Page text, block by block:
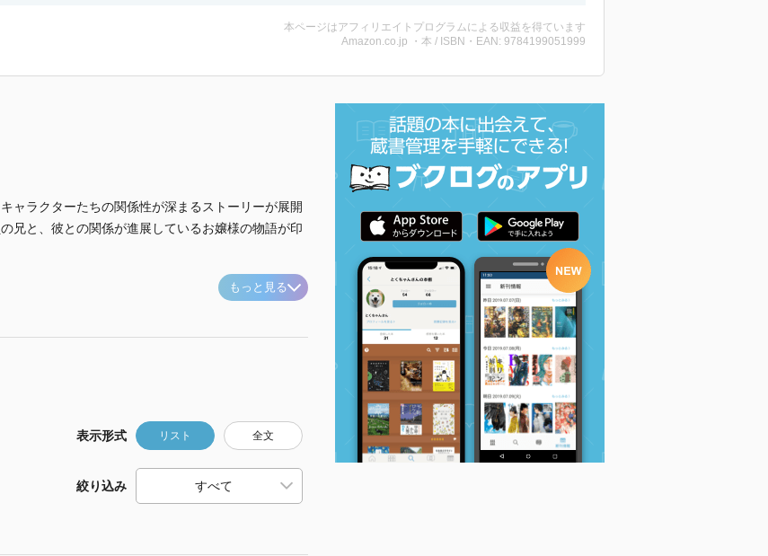
本ページはアフィリエイトプログラムによる収益を得ています
Amazon.co.jp ・本 / ISBN・EAN: 9784199051999
ャラクターたちの関係性が深まるストーリーが展開
兄と、彼との関係が進展しているお嬢様の物語が印
もっと見る
表示形式 リスト 全文
絞り込み